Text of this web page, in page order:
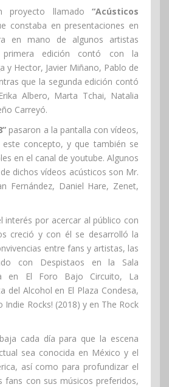
proyecto llamado “Acústicos
constaba en presentaciones en
en mano de algunos artistas
primera edición contó con la
y Hector, Javier Miñano, Pablo de
que la segunda edición contó
Albero, Marta Tchai, Natalia
Carreyó.
pasaron a la pantalla con vídeos,
concepto, y que también se
en el canal de youtube. Algunos
dichos vídeos acústicos son Mr.
Fernández, Daniel Hare, Zenet,
interés por acercar al público con
creció y con él se desarrolló la
entre fans y artistas, las
con Despistaos en la Sala
en El Foro Bajo Circuito, La
del Alcohol en El Plaza Condesa,
Indie Rocks! (2018) y en The Rock
cada día para que la escena
sea conocida en México y el
así como para profundizar el
fans con sus músicos preferidos,